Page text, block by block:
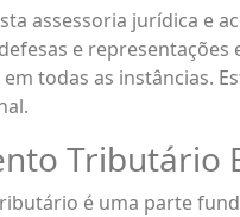
assessoria jurídica e
e
todas as instâncias.
Tributário
é uma parte